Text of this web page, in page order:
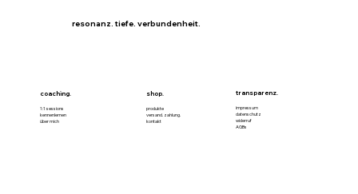
resonanz. tiefe. verbundenheit.
coaching.
1:1 sessions
kennenlernen
über mich
shop.
produkte
versand. zahlung.
kontakt
transparenz.
impressum
datenschutz
widerruf
AGBs